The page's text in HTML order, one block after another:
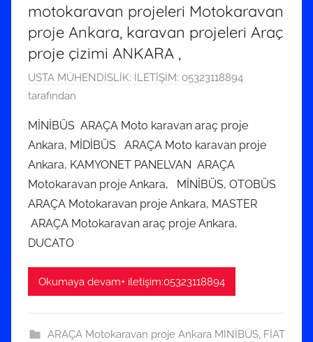
motokaravan projeleri Motokaravan
proje Ankara, karavan projeleri Araç
proje çizimi ANKARA ,
1
5
y
l
ü
l
2
0
2
a
i
USTA MÜHENDİSLİK: İLETİŞİM: 05323118894
tarafından
MİNİBÜS ARAÇA Moto karavan araç proje
Ankara, MİDİBÜS ARAÇA Moto karavan proje
Ankara, KAMYONET PANELVAN ARAÇA
Motokaravan proje Ankara, MİNİBÜS, OTOBÜS
ARAÇA Motokaravan proje Ankara, MASTER
ARAÇA Motokaravan araç proje Ankara,
DUCATO
Okumaya devam+ iletişim:05323118894
ARAÇA Motokaravan proje Ankara MİNİBÜS, FİAT